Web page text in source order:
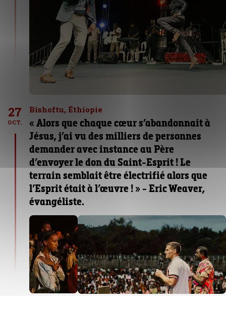
27
OCT.
Bishoftu, Éthiopie
« Alors que chaque cœur s’abandonnait à
Jésus, j’ai vu des milliers de personnes
demander avec instance au Père
d’envoyer le don du Saint-Esprit ! Le
terrain semblait être électrifié alors que
l’Esprit était à l’œuvre ! » - Eric Weaver,
évangéliste.